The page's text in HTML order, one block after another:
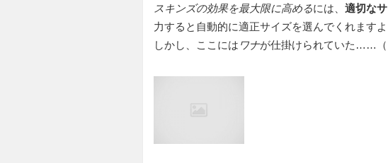
スキンズの効果を最大限に高めるには、 適切な
力すると自動的に適正サイズを選んでくれますよ
しかし、ここには ワナが仕掛けられていた……（